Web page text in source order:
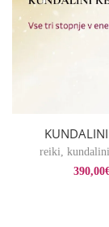
KUNDALINI
reiki kundalini
390,00